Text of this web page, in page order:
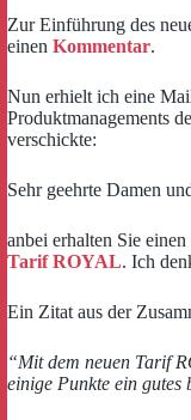
Zur Einführung des
einen Kommentar.
Nun erhielt ich eine
Produktmanagements
verschickte:
Sehr geehrte Damen
anbei erhalten Sie einen
Tarif ROYAL. Ich
Ein Zitat aus der
“Mit dem neuen Tarif
einige Punkte ein gutes